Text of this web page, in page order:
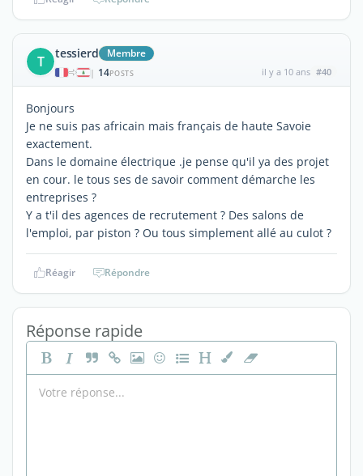
T tessierd Membre
| 14POSTS il y a 10 ans #40
Bonjours
Je ne suis pas africain mais français de haute Savoie
exactement.
Dans le domaine électrique .je pense qu'il ya des projet
en cour. le tous ses de savoir comment démarche les
entreprises ?
Y a t'il des agences de recrutement ? Des salons de
l'emploi, par piston ? Ou tous simplement allé au culot ?
Réagir Répondre
Réponse rapide